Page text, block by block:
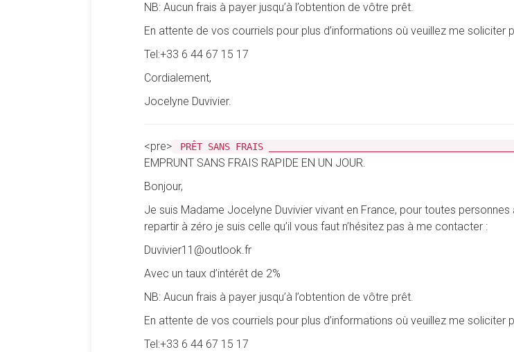
NB: Aucun frais à payer jusqu’à l’obtention de vôtre prêt.
En attente de vos courriels pour plus d’informations où veuillez me soliciter
Tel:+33 6 44 67 15 17
Cordialement,
Jocelyne Duvivier.
<pre> PRÊT SANS FRAIS
EMPRUNT SANS FRAIS RAPIDE EN UN JOUR.
Bonjour,
Je suis Madame Jocelyne Duvivier vivant en France, pour toutes
repartir à zéro je suis celle qu’il vous faut n’hésitez pas à me contacter :
Duvivier11@outlook.fr
Avec un taux d’intérêt de 2%
NB: Aucun frais à payer jusqu’à l’obtention de vôtre prêt.
En attente de vos courriels pour plus d’informations où veuillez me soliciter
Tel:+33 6 44 67 15 17